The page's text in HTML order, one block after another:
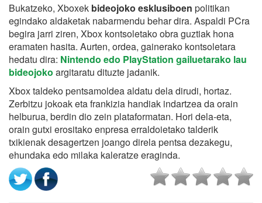
Bukatzeko, Xboxek bideojoko esklusiboen politikan
egindako aldaketak nabarmendu behar dira. Aspaldi PCra
begira jarri ziren, Xbox kontsoletako obra guztiak hona
eramaten hasita. Aurten, ordea, gainerako kontsoletara
hedatu dira: Nintendo edo PlayStation gailuetarako lau
bideojoko argitaratu dituzte jadanik.
Xbox taldeko pentsamoldea aldatu dela dirudi, hortaz.
Zerbitzu jokoak eta frankizia handiak indartzea da orain
helburua, berdin dio zein plataformatan. Hori dela-eta,
orain gutxi erositako enpresa erraldoietako talderik
txikienak desagertzen joango direla pentsa dezakegu,
ehundaka edo milaka kaleratze eraginda.